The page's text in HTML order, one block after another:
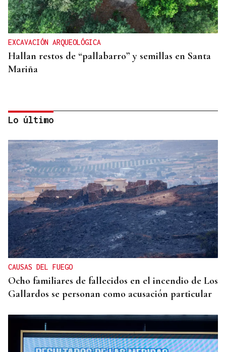
EXCAVACIÓN ARQUEOLÓGICA
Hallan restos de “pallabarro” y semillas en Santa
Mariña
RETIRADOS LOS FRAGMENTOS
El Seprona investiga los daños al cruceiro de San
Xoan de Piñeiro en Maside
Lo último
CAUSAS DEL FUEGO
Ocho familiares de fallecidos en el incendio de Los
Gallardos se personan como acusación particular